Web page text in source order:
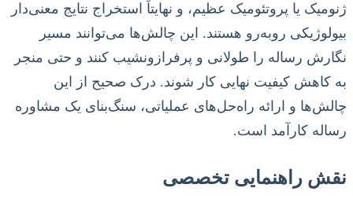
ژنومیک یا پروتئومیک عظیم، و نهایتاً استخراج نتایج معنی‌دار
بیولوژیکی روبه‌رو هستند. این چالش‌ها می‌توانند مسیر
نگارش رساله را طولانی و پرفرازونشیب کنند و حتی منجر
به کاهش کیفیت نهایی کار شوند. درک صحیح از این
چالش‌ها و ارائه راه‌حل‌های عملیاتی، سنگ‌بنای یک مشاوره
رساله کارآمد است.
نقش راهنمایی تخصصی